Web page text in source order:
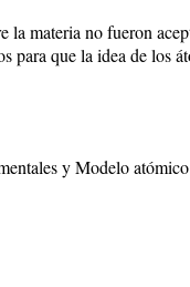
la materia no fueron
para que la idea de los
y Modelo atómico